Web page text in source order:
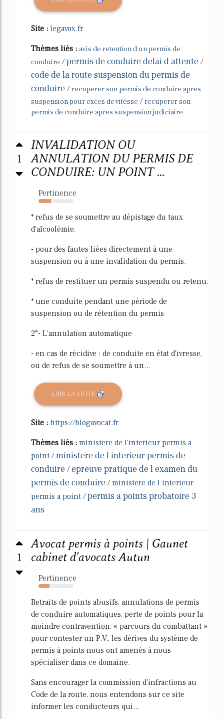
Site : legavox.fr
Thèmes liés : avis de retention d un permis de
conduire /permis de conduire delai d attente /
code de la route suspension du permis de
conduire / recuperer son permis de conduire apres
suspension pour exces de vitesse / recuperer son
permis de conduire apres suspension judiciaire
1
INVALIDATION OU
ANNULATION DU PERMIS DE
CONDUIRE: UN POINT ...
Pertinence
36%
* refus de se soumettre au dépistage du taux
d'alcoolémie,
- pour des fautes liées directement à une
suspension ou à une invalidation du permis.
* refus de restituer un permis suspendu ou retenu,
* une conduite pendant une période de
suspension ou de rétention du permis
2°- L'annulation automatique
- en cas de récidive : de conduite en état d'ivresse,
ou de refus de se soumettre à un...
LIRE LA SUITE
Site : https://blogavocat.fr
Thèmes liés : ministere de l'interieur permis a
point /ministere de l interieur permis de
conduire /epreuve pratique de l examen du
permis de conduire /ministere de l interieur
permis a point /permis a points probatoire 3
ans
1
Avocat permis à points | Gaunet
cabinet d'avocats Autun
Pertinence
31%
Retraits de points abusifs, annulations de permis
de conduire automatiques, perte de points pour la
moindre contravention, « parcours du combattant »
pour contester un P.V., les dérives du système de
permis à points nous ont amenés à nous
spécialiser dans ce domaine.
Sans encourager la commission d'infractions au
Code de la route, nous entendons sur ce site
informer les conducteurs qui...